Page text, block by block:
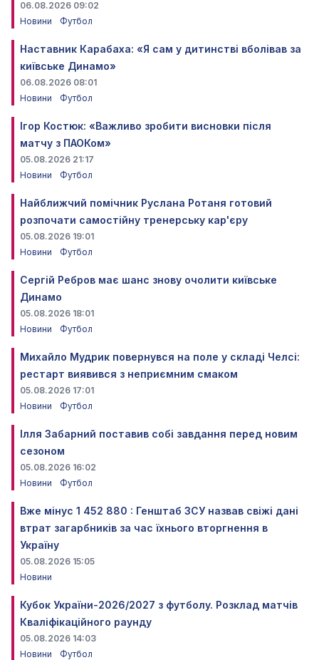
06.08.2026 09:02
Новини
Футбол
Наставник Карабаха: «Я сам у дитинстві вболівав за
київське Динамо»
06.08.2026 08:01
Новини
Футбол
Ігор Костюк: «Важливо зробити висновки після
матчу з ПАОКом»
05.08.2026 21:17
Новини
Футбол
Найближчий помічник Руслана Ротаня готовий
розпочати самостійну тренерську кар'єру
05.08.2026 19:01
Новини
Футбол
Сергій Ребров має шанс знову очолити київське
Динамо
05.08.2026 18:01
Новини
Футбол
Михайло Мудрик повернувся на поле у складі Челсі:
рестарт виявився з неприємним смаком
05.08.2026 17:01
Новини
Футбол
Ілля Забарний поставив собі завдання перед новим
сезоном
05.08.2026 16:02
Новини
Футбол
Вже мінус 1 452 880 : Генштаб ЗСУ назвав свіжі дані
втрат загарбників за час їхнього вторгнення в
Україну
05.08.2026 15:05
Новини
Кубок України-2026/2027 з футболу. Розклад матчів
Кваліфікаційного раунду
05.08.2026 14:03
Новини
Футбол